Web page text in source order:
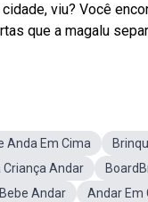
viu? Você
que a magalu
Anda Em Cima
Criança Andar
Andar
Andar Em